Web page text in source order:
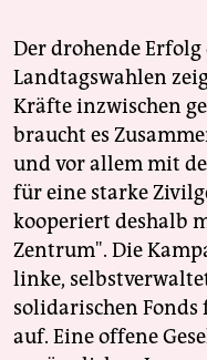
Der drohende
Landtagswahlen
Kräfte inzwischen
braucht es
und vor allem mit
für eine starke
kooperiert deshalb
Zentrum". Die
linke,
solidarischen
auf. Eine offene